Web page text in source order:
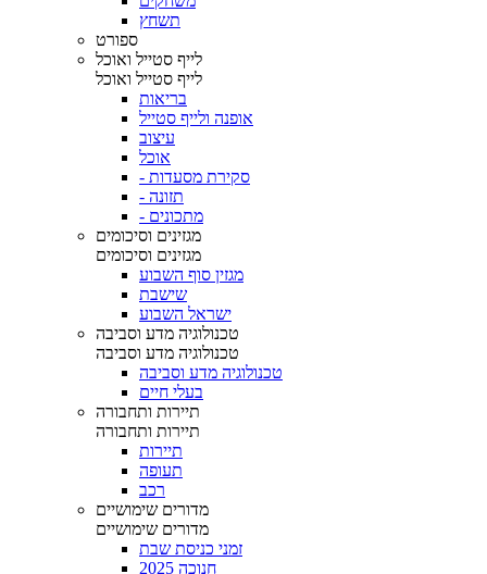
תשחץ
ספורט
לייף סטייל ואוכל
לייף סטייל ואוכל
בריאות
אופנה ולייף סטייל
עיצוב
אוכל
- סקירת מסעדות
- תזונה
- מתכונים
מגזינים וסיכומים
מגזינים וסיכומים
מגזין סוף השבוע
שישבת
ישראל השבוע
טכנולוגיה מדע וסביבה
טכנולוגיה מדע וסביבה
טכנולוגיה מדע וסביבה
בעלי חיים
תיירות ותחבורה
תיירות ותחבורה
תיירות
תעופה
רכב
מדורים שימושיים
מדורים שימושיים
זמני כניסת שבת
חנוכה 2025